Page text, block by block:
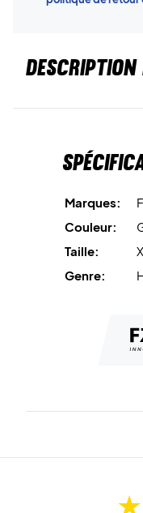
Marques:
Couleur:
Taille:
Genre: